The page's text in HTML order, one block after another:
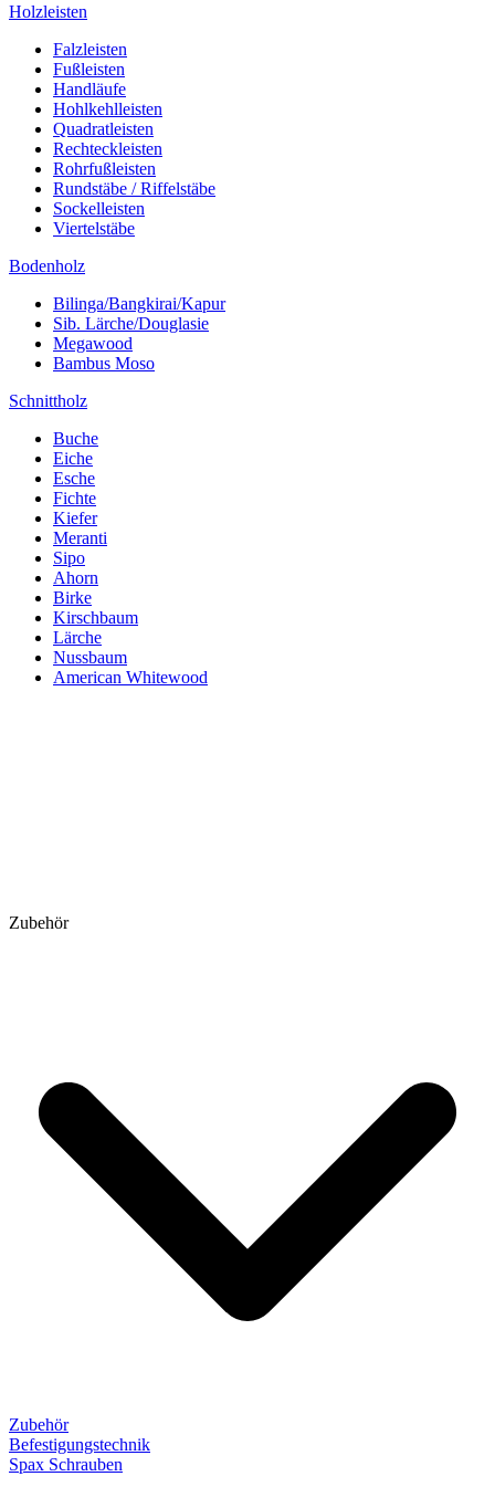
Holzleisten
Falzleisten
Fußleisten
Handläufe
Hohlkehlleisten
Quadratleisten
Rechteckleisten
Rohrfußleisten
Rundstäbe / Riffelstäbe
Sockelleisten
Viertelstäbe
Bodenholz
Bilinga/Bangkirai/Kapur
Sib. Lärche/Douglasie
Megawood
Bambus Moso
Schnittholz
Buche
Eiche
Esche
Fichte
Kiefer
Meranti
Sipo
Ahorn
Birke
Kirschbaum
Lärche
Nussbaum
American Whitewood
Zubehör
Zubehör
Befestigungstechnik
Spax Schrauben